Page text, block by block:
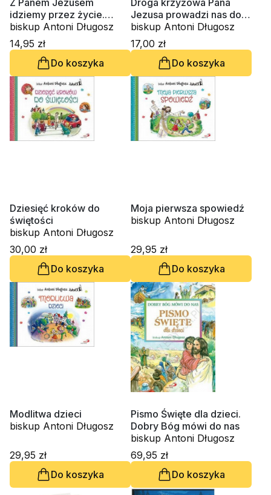
Z Panem Jezusem
idziemy przez życie.
Pamiątka Pierwszej
Komunii Świętej
biskup Antoni Długosz
14,95 zł
Do koszyka
Droga krzyżowa Pana
Jezusa prowadzi nas do
nieba. Rozważania drogi
krzyżowej dla dzieci
biskup Antoni Długosz
17,00 zł
Do koszyka
Dziesięć kroków do
świętości
biskup Antoni Długosz
30,00 zł
Do koszyka
Moja pierwsza spowiedź
biskup Antoni Długosz
29,95 zł
Do koszyka
Modlitwa dzieci
biskup Antoni Długosz
29,95 zł
Do koszyka
Pismo Święte dla dzieci.
Dobry Bóg mówi do nas
biskup Antoni Długosz
69,95 zł
Do koszyka